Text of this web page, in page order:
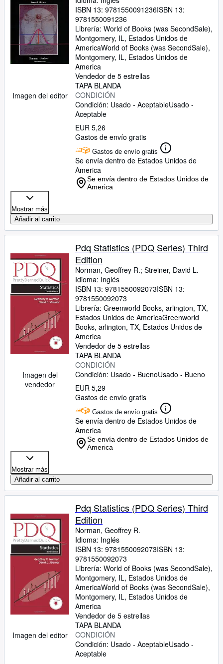
Imagen del editor
ISBN 13: 9781550091236ISBN 13:
9781550091236
Librería: World of Books (was SecondSale),
Montgomery, IL, Estados Unidos de
AmericaWorld of Books (was SecondSale),
Montgomery, IL, Estados Unidos de
America
Vendedor de 5 estrellas
TAPA BLANDA
CONDICIÓN
Condición: Usado - AceptableUsado -
Aceptable
EUR 5,26
Gastos de envío gratis
Gastos de envío gratis
Se envía dentro de Estados Unidos de
America
Se envía dentro de Estados Unidos de
America
Mostrar más
Añadir al carrito
Imagen del
vendedor
Pdq Statistics (PDQ Series) Third
Edition
Norman, Geoffrey R.; Streiner, David L.
Idioma: Inglés
ISBN 13: 9781550092073ISBN 13:
9781550092073
Librería: Greenworld Books, arlington, TX,
Estados Unidos de AmericaGreenworld
Books, arlington, TX, Estados Unidos de
America
Vendedor de 5 estrellas
TAPA BLANDA
CONDICIÓN
Condición: Usado - BuenoUsado - Bueno
EUR 5,29
Gastos de envío gratis
Gastos de envío gratis
Se envía dentro de Estados Unidos de
America
Se envía dentro de Estados Unidos de
America
Mostrar más
Añadir al carrito
Imagen del editor
Pdq Statistics (PDQ Series) Third
Edition
Norman, Geoffrey R.
Idioma: Inglés
ISBN 13: 9781550092073ISBN 13:
9781550092073
Librería: World of Books (was SecondSale),
Montgomery, IL, Estados Unidos de
AmericaWorld of Books (was SecondSale),
Montgomery, IL, Estados Unidos de
America
Vendedor de 5 estrellas
TAPA BLANDA
CONDICIÓN
Condición: Usado - AceptableUsado -
Aceptable